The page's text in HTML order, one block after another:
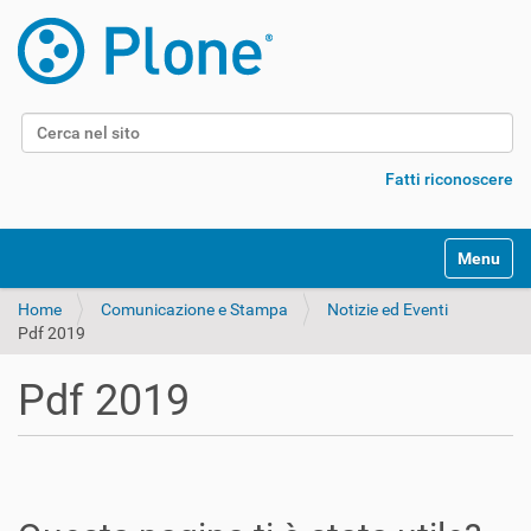
Cerca nel sito
Fatti riconoscere
Alterna
Home Comunicazione e Stampa
Notizie ed Eventi
Pdf 2019
Pdf 2019